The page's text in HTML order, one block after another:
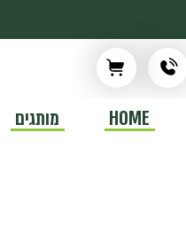
HOME מותגים